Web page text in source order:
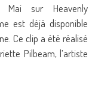
sur Heavenly
est déjà disponible
Ce clip a été réalisé
Pilbeam, l’artiste